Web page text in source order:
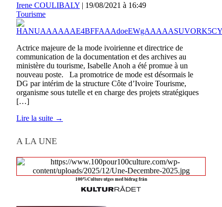
Irene COULIBALY | 19/08/2021 à 16:49
Tourisme
Actrice majeure de la mode ivoirienne et directrice de
communication de la documentation et des archives au
ministère du tourisme, Isabelle Anoh a été promue à un
nouveau poste. La promotrice de mode est désormais le
DG par intérim de la structure Côte d’Ivoire Tourisme,
organisme sous tutelle et en charge des projets stratégiques
[…]
Lire la suite →
A LA UNE
100%Culture utges med bidrag från